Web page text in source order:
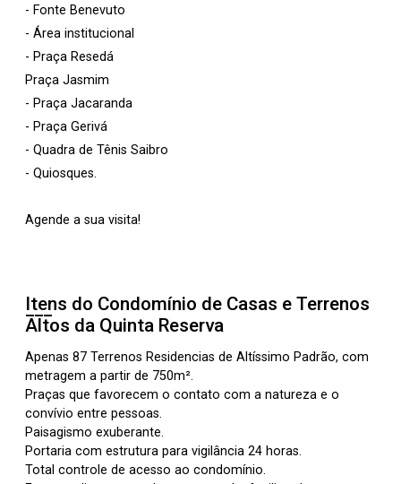
- Fonte Benevuto
- Área institucional
- Praça Resedá
Praça Jasmim
- Praça Jacaranda
- Praça Gerivá
- Quadra de Tênis Saibro
- Quiosques.
Agende a sua visita!
Itens do Condomínio de Casas e Terrenos
Altos da Quinta Reserva
Apenas 87 Terrenos Residencias de Altíssimo Padrão, com
metragem a partir de 750m².
Praças que favorecem o contato com a natureza e o
convívio entre pessoas.
Paisagismo exuberante.
Portaria com estrutura para vigilância 24 horas.
Total controle de acesso ao condomínio.